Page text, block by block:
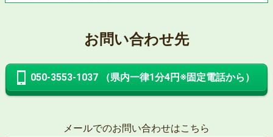
お問い合わせ先
050-3553-1037 （県内一律1分4円※固定電話から）
メールでのお問い合わせはこちら